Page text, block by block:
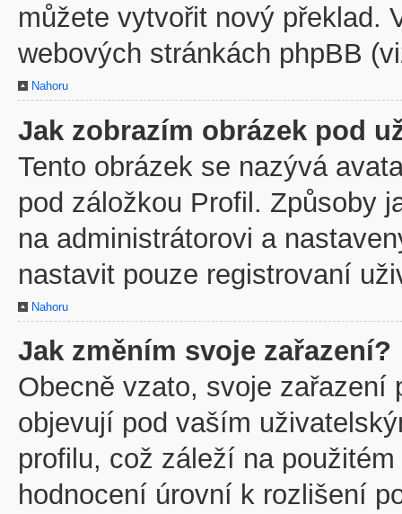
můžete vytvořit nový překlad.
webových stránkách phpBB
Nahoru
Jak zobrazím obrázek pod
Tento obrázek se nazývá
pod záložkou Profil. Způsoby
na administrátorovi a
nastavit pouze registrovaní
Nahoru
Jak změním svoje zařazení?
Obecně vzato, svoje zařazení
objevují pod vaším
profilu, což záleží na
hodnocení úrovní k rozlišení